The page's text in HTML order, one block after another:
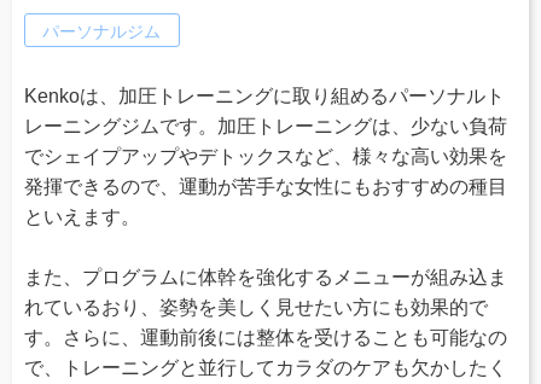
パーソナルジム
Kenkoは、加圧トレーニングに取り組めるパーソナルト
レーニングジムです。加圧トレーニングは、少ない負荷
でシェイプアップやデトックスなど、様々な高い効果を
発揮できるので、運動が苦手な女性にもおすすめの種目
といえます。
また、プログラムに体幹を強化するメニューが組み込ま
れているおり、姿勢を美しく見せたい方にも効果的で
す。さらに、運動前後には整体を受けることも可能なの
で、トレーニングと並行してカラダのケアも欠かしたく